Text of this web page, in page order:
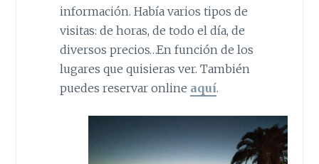
información. Había varios tipos de
visitas: de horas, de todo el día, de
diversos precios…En función de los
lugares que quisieras ver. También
puedes reservar online aquí.